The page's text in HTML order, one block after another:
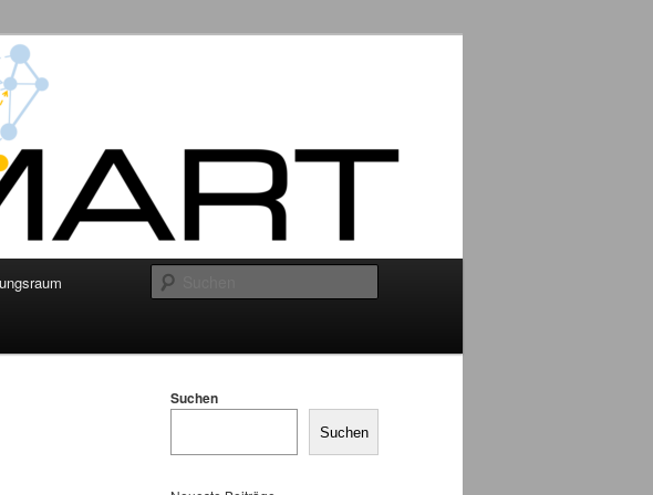
digitalen
Suchen
Suchen